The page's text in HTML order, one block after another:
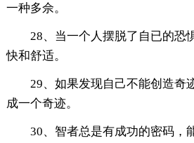
一种多佘。
28、当一个人摆脱了自已的恐
快和舒适。
29、如果发现自己不能创造奇
成一个奇迹。
30、智者总是有成功的密码，